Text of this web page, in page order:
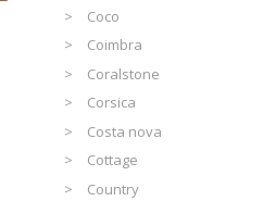
Coco
Coimbra
Coralstone
Corsica
Costa nova
Cottage
Country